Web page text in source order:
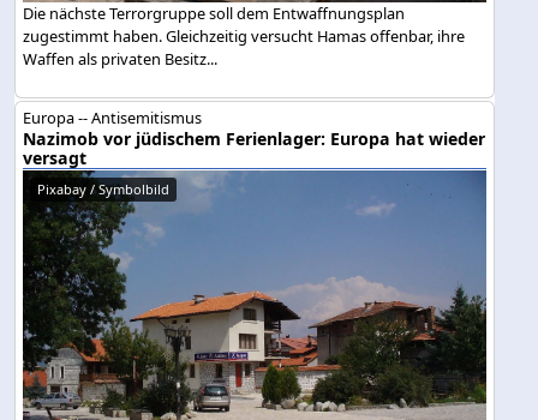
Die nächste Terrorgruppe soll dem Entwaffnungsplan
zugestimmt haben. Gleichzeitig versucht Hamas offenbar, ihre
Waffen als privaten Besitz...
Europa -- Antisemitismus
Nazimob vor jüdischem Ferienlager: Europa hat wieder
versagt
Pixabay / Symbolbild